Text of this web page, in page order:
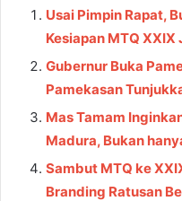
Usai Pimpin Rapat,
Kesiapan MTQ
Gubernur Buka
Pamekasan
Mas Tamam
Madura, Bukan
Sambut MTQ ke
Branding Ratusan